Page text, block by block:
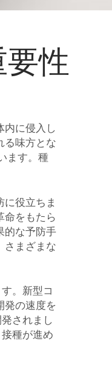
性
内に侵入し
る味方とな
ます。種
役立ちま
命をもたら
的な予防手
さまざまな
。新型コ
発の速度を
されまし
種が進め